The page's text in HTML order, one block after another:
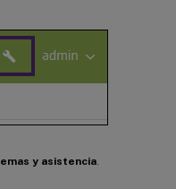
y asistencia